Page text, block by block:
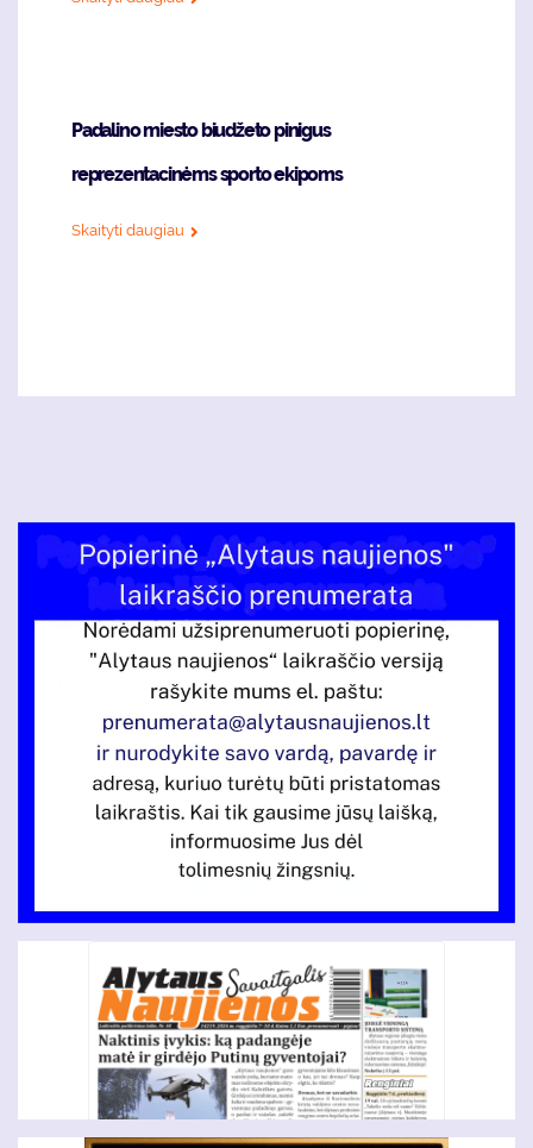
Padalino miesto biudžeto pinigus
reprezentacinėms sporto ekipoms
Skaityti daugiau